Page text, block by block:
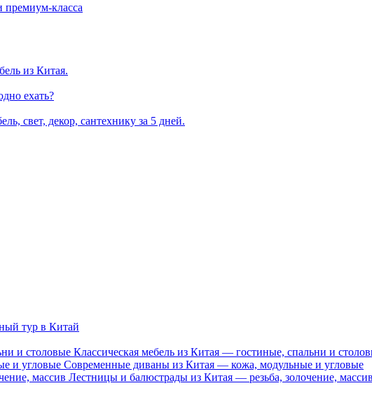
премиум-класса
из Китая.
ехать?
свет, декор, сантехнику за 5 дней.
тур в Китай
Классическая мебель из Китая — гостиные, спальни и
Современные диваны из Китая — кожа, модульные и угловые
Лестницы и балюстрады из Китая — резьба, золочение, массив